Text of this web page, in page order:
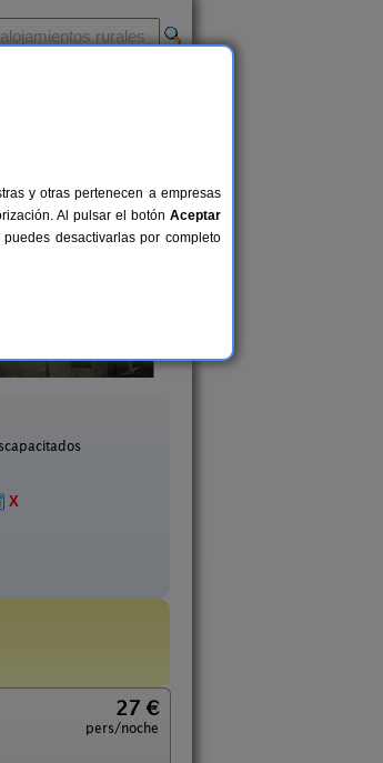
X
27 €
pers/noche
y otras pertenecen a empresas
Al pulsar el botón Aceptar
desactivarlas por completo